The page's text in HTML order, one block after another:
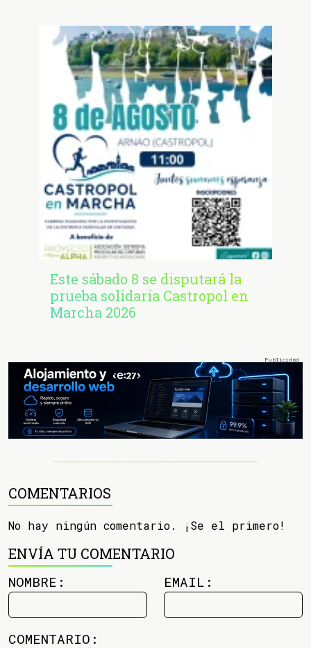
Este sábado 8 se disputará la
prueba solidaria Castropol en
Marcha 2026
COMENTARIOS
No hay ningún comentario. ¡Se el primero!
ENVÍA TU COMENTARIO
NOMBRE: EMAIL:
COMENTARIO: